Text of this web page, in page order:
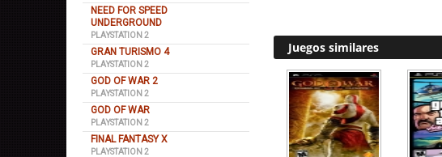
NEED FOR SPEED
UNDERGROUND
PLAYSTATION 2
GRAN TURISMO 4
PLAYSTATION 2
GOD OF WAR 2
PLAYSTATION 2
GOD OF WAR
PLAYSTATION 2
FINAL FANTASY X
PLAYSTATION 2
Juegos similares